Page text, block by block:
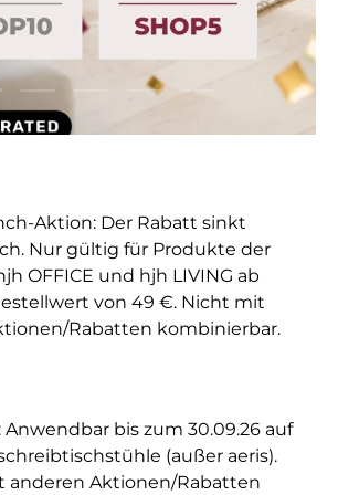
laden 1 von 5
Folie laden 2 von 5
Folie laden 3 von 5
Folie laden 4 von 5
Folie laden 5
Aktion: Der Rabatt sinkt
Nur gültig für Produkte der
OFFICE und hjh LIVING ab
von 49 €. Nicht mit
Rabatten kombinierbar.
Anwendbar bis zum 30.09.26 auf
(außer aeris).
anderen Aktionen/Rabatten